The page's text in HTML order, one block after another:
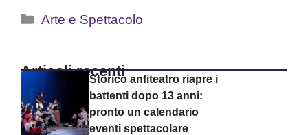
Categorie
Arte e Spettacolo
Articoli recentiStorico anfiteatro riapre i
battenti dopo 13 anni:
pronto un calendario
eventi spettacolare